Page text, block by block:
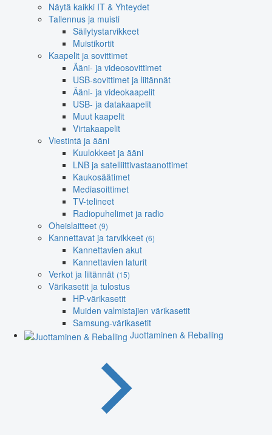
Näytä kaikki IT & Yhteydet
Tallennus ja muisti
Säilytystarvikkeet
Muistikortit
Kaapelit ja sovittimet
Ääni- ja videosovittimet
USB-sovittimet ja liitännät
Ääni- ja videokaapelit
USB- ja datakaapelit
Muut kaapelit
Virtakaapelit
Viestintä ja ääni
Kuulokkeet ja ääni
LNB ja satelliittivastaanottimet
Kaukosäätimet
Mediasoittimet
TV-telineet
Radiopuhelimet ja radio
Oheislaitteet (9)
Kannettavat ja tarvikkeet (6)
Kannettavien akut
Kannettavien laturit
Verkot ja liitännät (15)
Värikasetit ja tulostus
HP-värikasetit
Muiden valmistajien värikasetit
Samsung-värikasetit
Juottaminen & Reballing